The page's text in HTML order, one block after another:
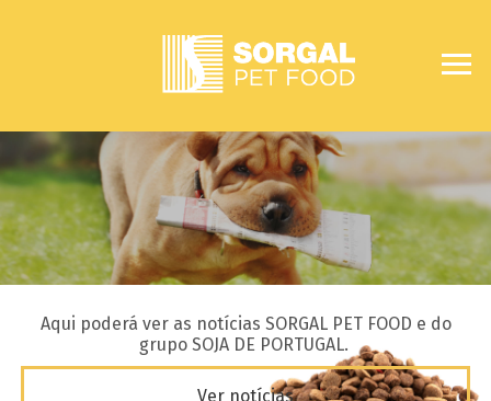
Aqui poderá ver as notícias SORGAL PET FOOD e do
grupo SOJA DE PORTUGAL.
Ver notícias